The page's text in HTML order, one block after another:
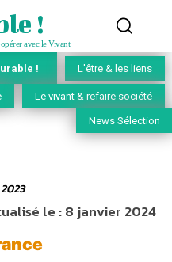
!
avec le Vivant
! L'être & les liens
Le vivant & refaire société
News Sélection
le :8 janvier 2024